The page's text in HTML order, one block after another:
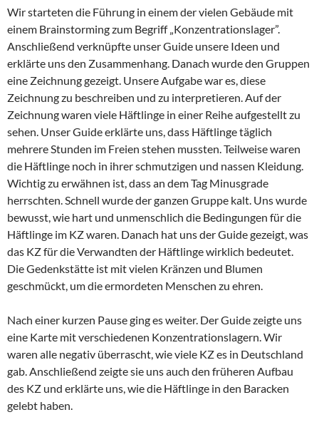
Wir starteten die Führung in einem der vielen Gebäude mit
einem Brainstorming zum Begriff „Konzentrationslager”.
Anschließend verknüpfte unser Guide unsere Ideen und
erklärte uns den Zusammenhang. Danach wurde den Gruppen
eine Zeichnung gezeigt. Unsere Aufgabe war es, diese
Zeichnung zu beschreiben und zu interpretieren. Auf der
Zeichnung waren viele Häftlinge in einer Reihe aufgestellt zu
sehen. Unser Guide erklärte uns, dass Häftlinge täglich
mehrere Stunden im Freien stehen mussten. Teilweise waren
die Häftlinge noch in ihrer schmutzigen und nassen Kleidung.
Wichtig zu erwähnen ist, dass an dem Tag Minusgrade
herrschten. Schnell wurde der ganzen Gruppe kalt. Uns wurde
bewusst, wie hart und unmenschlich die Bedingungen für die
Häftlinge im KZ waren. Danach hat uns der Guide gezeigt, was
das KZ für die Verwandten der Häftlinge wirklich bedeutet.
Die Gedenkstätte ist mit vielen Kränzen und Blumen
geschmückt, um die ermordeten Menschen zu ehren.
Nach einer kurzen Pause ging es weiter. Der Guide zeigte uns
eine Karte mit verschiedenen Konzentrationslagern. Wir
waren alle negativ überrascht, wie viele KZ es in Deutschland
gab. Anschließend zeigte sie uns auch den früheren Aufbau
des KZ und erklärte uns, wie die Häftlinge in den Baracken
gelebt haben.